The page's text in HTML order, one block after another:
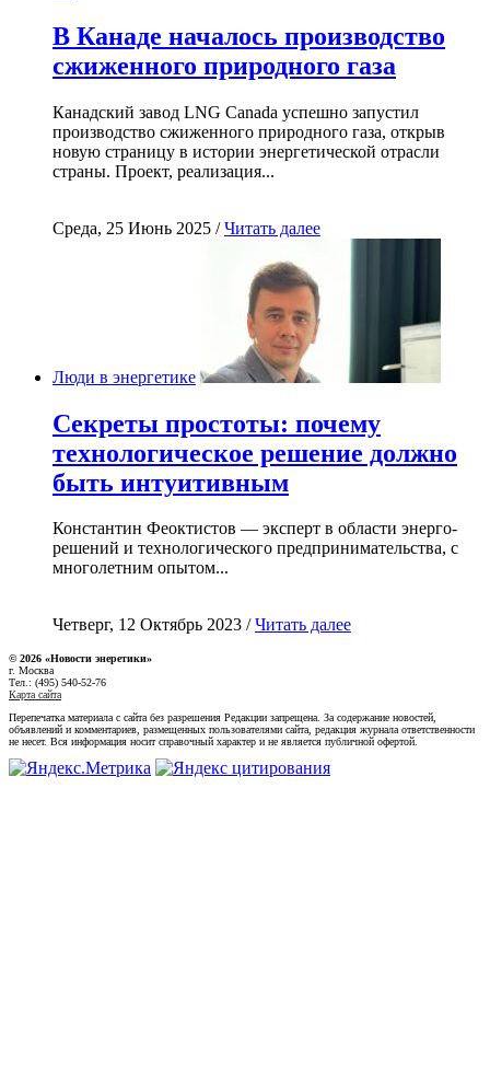
В Канаде началось производство
сжиженного природного газа
Канадский завод LNG Canada успешно запустил
производство сжиженного природного газа, открыв
новую страницу в истории энергетической отрасли
страны. Проект, реализация...
Среда, 25 Июнь 2025 /Читать далее
Люди в энергетике
Секреты простоты: почему
технологическое решение должно
быть интуитивным
Константин Феоктистов — эксперт в области энерго-
решений и технологического предпринимательства, с
многолетним опытом...
Четверг, 12 Октябрь 2023 /Читать далее
© 2026 «Новости энеретики»
г. Москва
Тел.: (495) 540-52-76
Карта сайта
Перепечатка материала с сайта без разрешения Редакции запрещена. За содержание новостей,
объявлений и комментариев, размещенных пользователями сайта, редакция журнала ответственности
не несет. Вся информация носит справочный характер и не является публичной офертой.